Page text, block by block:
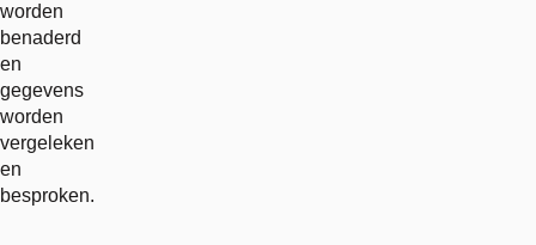
worden
benaderd
en
gegevens
worden
vergeleken
en
besproken.